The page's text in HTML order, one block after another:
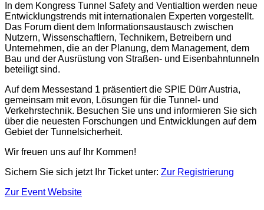
In dem Kongress Tunnel Safety and Ventialtion werden neue
Entwicklungstrends mit internationalen Experten vorgestellt.
Das Forum dient dem Informationsaustausch zwischen
Nutzern, Wissenschaftlern, Technikern, Betreibern und
Unternehmen, die an der Planung, dem Management, dem
Bau und der Ausrüstung von Straßen- und Eisenbahntunneln
beteiligt sind.
Auf dem Messestand 1 präsentiert die SPIE Dürr Austria,
gemeinsam mit evon, Lösungen für die Tunnel- und
Verkehrstechnik. Besuchen Sie uns und informieren Sie sich
über die neuesten Forschungen und Entwicklungen auf dem
Gebiet der Tunnelsicherheit.
Wir freuen uns auf Ihr Kommen!
Sichern Sie sich jetzt Ihr Ticket unter: Zur Registrierung
Zur Event Website